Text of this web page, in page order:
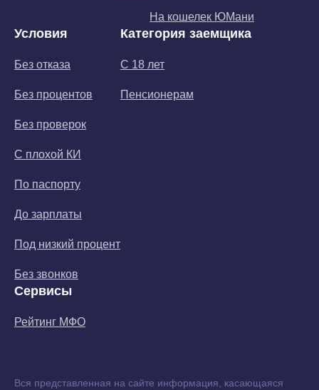
На кошелек ЮМани
Условия
Без отказа
Без процентов
Без проверок
С плохой КИ
По паспорту
До зарплаты
Под низкий процент
Без звонков
Категория заемщика
С 18 лет
Пенсионерам
Сервисы
Рейтинг МФО
Вся представленная на сайте информация, касающаяся